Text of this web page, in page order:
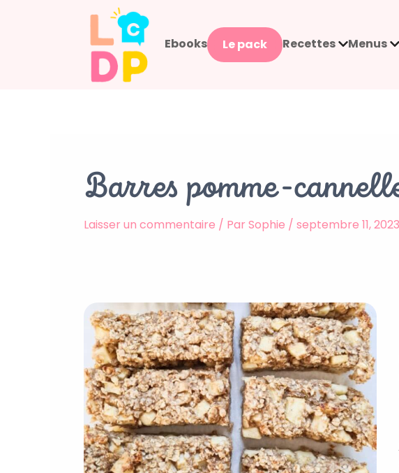
Ebooks Le pack Recettes Menus
Barres pomme-
Laisser un commentaire / Par Sophie / septembre 11, 2023